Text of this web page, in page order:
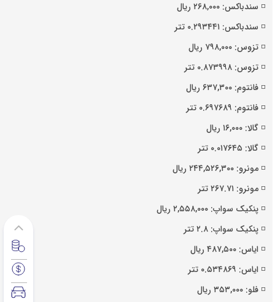
◽️ سندباکس: ۲۶۸,۰۰۰ ریال
◽️ سندباکس: ۰.۲۹۳۴۴۱ تتر
◽️ تزوس: ۷۹۸,۰۰۰ ریال
◽️ تزوس: ۰.۸۷۳۹۹۸ تتر
◽️ فانتوم: ۶۳۷,۳۰۰ ریال
◽️ فانتوم: ۰.۶۹۷۶۸۹ تتر
◽️ گالا: ۱۶,۰۰۰ ریال
◽️ گالا: ۰.۰۱۷۶۴۵ تتر
◽️ مونرو: ۲۴۴,۵۲۶,۳۰۰ ریال
◽️ مونرو: ۲۶۷.۷۱ تتر
◽️ پنکیک سواپ: ۲,۵۵۸,۰۰۰ ریال
◽️ پنکیک سواپ: ۲.۸ تتر
◽️ ایاس: ۴۸۷,۵۰۰ ریال
◽️ ایاس: ۰.۵۳۴۸۶۹ تتر
◽️ فلو: ۳۵۳,۰۰۰ ریال